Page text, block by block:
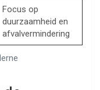
Focus op
duurzaamheid en
afvalvermindering